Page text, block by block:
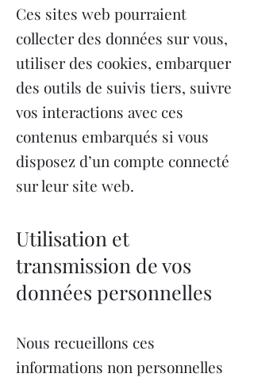
Ces sites web pourraient
collecter des données sur vous,
utiliser des cookies, embarquer
des outils de suivis tiers, suivre
vos interactions avec ces
contenus embarqués si vous
disposez d’un compte connecté
sur leur site web.
Utilisation et
transmission de vos
données personnelles
Nous recueillons ces
informations non personnelles